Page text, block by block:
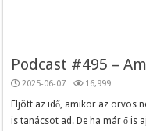
Podcast #495 –
2025-06-07 16,999
Eljött az idő, amikor az orvos
is tanácsot ad. De ha már ő is